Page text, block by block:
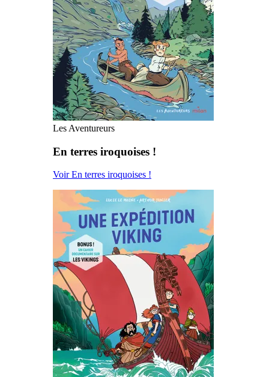
Les Aventureurs
En terres iroquoises !
Voir En terres iroquoises !